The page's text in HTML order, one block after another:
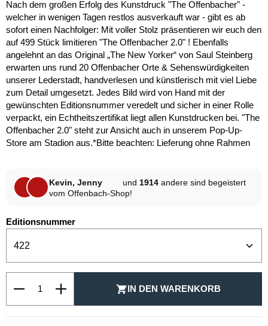
Nach dem großen Erfolg des Kunstdruck "The Offenbacher" -
welcher in wenigen Tagen restlos ausverkauft war - gibt es ab
sofort einen Nachfolger: Mit voller Stolz präsentieren wir euch den
auf 499 Stück limitieren "The Offenbacher 2.0" ! Ebenfalls
angelehnt an das Original „The New Yorker“ von Saul Steinberg
erwarten uns rund 20 Offenbacher Orte & Sehenswürdigkeiten
unserer Lederstadt, handverlesen und künstlerisch mit viel Liebe
zum Detail umgesetzt. Jedes Bild wird von Hand mit der
gewünschten Editionsnummer veredelt und sicher in einer Rolle
verpackt, ein Echtheitszertifikat liegt allen Kunstdrucken bei. "The
Offenbacher 2.0" steht zur Ansicht auch in unserem Pop-Up-
Store am Stadion aus.*Bitte beachten: Lieferung ohne Rahmen
Kevin, Jenny und 1914 andere sind begeistert
vom Offenbach-Shop!
Editionsnummerauswählen
IN DEN WARENKORB